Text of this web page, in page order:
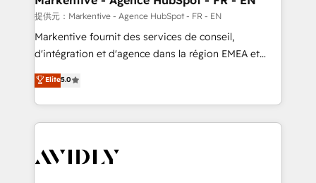
ABM, AEO, SEO, & paid media. 👩‍💻Web Design:
Build high-performing websites with UX, messaging,
& conversion strategy that drive results. 🤖AI
AI, & maximize AEO with tailored AI services. 🧩
Integrations: Extend HubSpot with custom
提供元：Markentive - Agence HubSpot - FR - EN
Markentive fournit des services de conseil,
d'intégration et d'agence dans la région EMEA et
North America. Avec plus de 115 experts en
marketing automation, Growth, Revops, CRM et
webdesign. Markentive is both a consulting firm, a
digital agency and an integrator. With over 115
CRM and webdesign (We focus on EMEA - USA
Elite5.0